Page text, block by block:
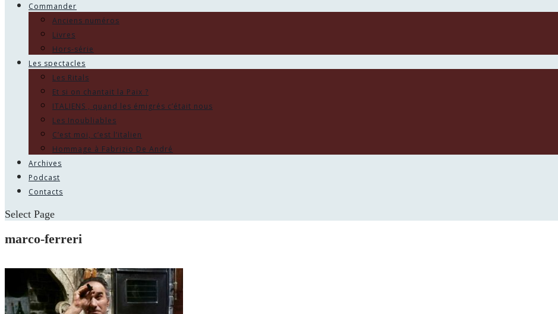
Commander
Anciens numéros
Livres
Hors-série
Les spectacles
Les Ritals
Et si on chantait la Paix ?
ITALIENS , quand les émigrés c’était nous
Les Inoubliables
C’est moi, c’est l’italien
Hommage à Fabrizio De André
Archives
Podcast
Contacts
Select Page
marco-ferreri